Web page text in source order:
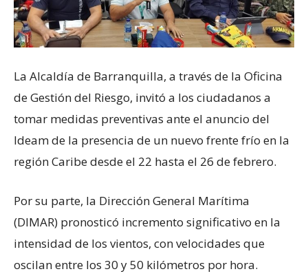
La Alcaldía de Barranquilla, a través de la Oficina
de Gestión del Riesgo, invitó a los ciudadanos a
tomar medidas preventivas ante el anuncio del
Ideam de la presencia de un nuevo frente frío en la
región Caribe desde el 22 hasta el 26 de febrero.
Por su parte, la Dirección General Marítima
(DIMAR) pronosticó incremento significativo en la
intensidad de los vientos, con velocidades que
oscilan entre los 30 y 50 kilómetros por hora.